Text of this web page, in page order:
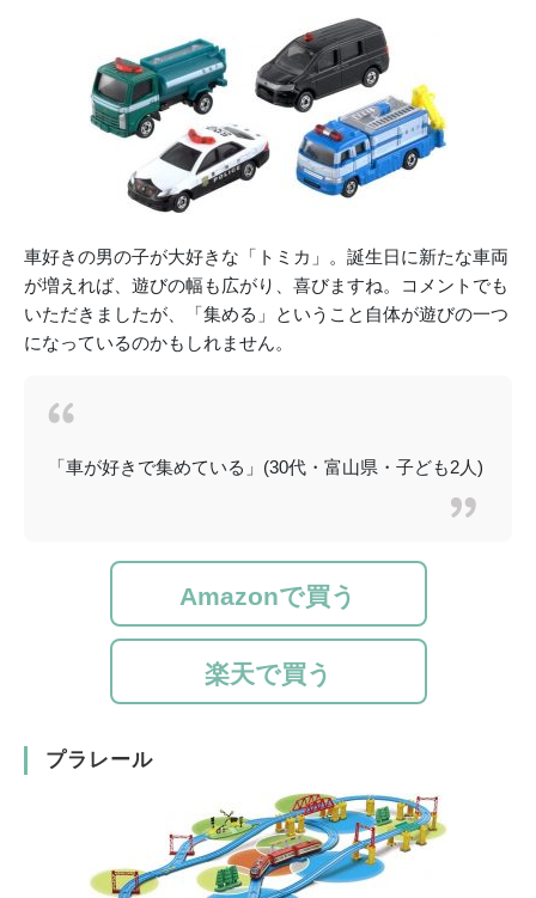
車好きの男の子が大好きな「トミカ」。誕生日に新たな車両
が増えれば、遊びの幅も広がり、喜びますね。コメントでも
いただきましたが、「集める」ということ自体が遊びの一つ
になっているのかもしれません。
「車が好きで集めている」(30代・富山県・子ども2人)
Amazonで買う
楽天で買う
プラレール